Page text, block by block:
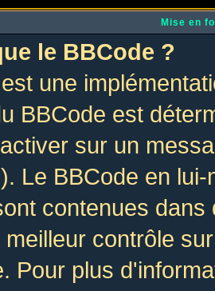
Mise en
le BBCode ?
une
BBCode est
sur un
Le BBCode en
contenues
meilleur contrôle
Pour plus